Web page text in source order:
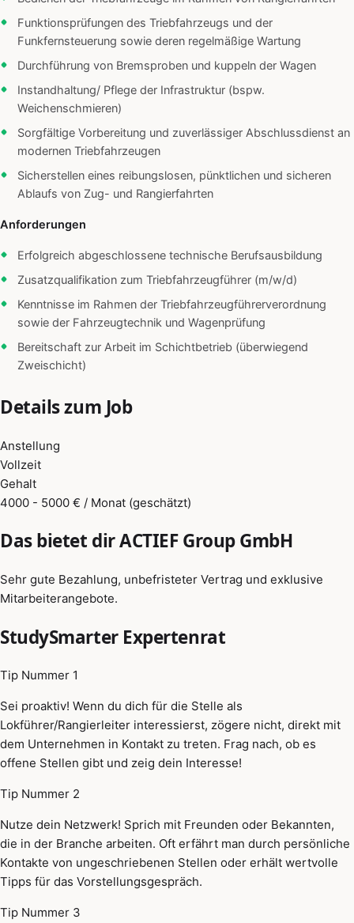
Funktionsprüfungen des Triebfahrzeugs und der
Funkfernsteuerung sowie deren regelmäßige Wartung
Durchführung von Bremsproben und kuppeln der Wagen
Instandhaltung/ Pflege der Infrastruktur (bspw.
Weichenschmieren)
Sorgfältige Vorbereitung und zuverlässiger Abschlussdienst an
modernen Triebfahrzeugen
Sicherstellen eines reibungslosen, pünktlichen und sicheren
Ablaufs von Zug- und Rangierfahrten
Anforderungen
Erfolgreich abgeschlossene technische Berufsausbildung
Zusatzqualifikation zum Triebfahrzeugführer (m/w/d)
Kenntnisse im Rahmen der Triebfahrzeugführerverordnung
sowie der Fahrzeugtechnik und Wagenprüfung
Bereitschaft zur Arbeit im Schichtbetrieb (überwiegend
Zweischicht)
Details zum Job
Anstellung
Vollzeit
Gehalt
4000 - 5000 € / Monat (geschätzt)
Das bietet dir ACTIEF Group GmbH
Sehr gute Bezahlung, unbefristeter Vertrag und exklusive
Mitarbeiterangebote.
StudySmarter Expertenrat
Tip Nummer 1
Sei proaktiv! Wenn du dich für die Stelle als
Lokführer/Rangierleiter interessierst, zögere nicht, direkt mit
dem Unternehmen in Kontakt zu treten. Frag nach, ob es
offene Stellen gibt und zeig dein Interesse!
Tip Nummer 2
Nutze dein Netzwerk! Sprich mit Freunden oder Bekannten,
die in der Branche arbeiten. Oft erfährt man durch persönliche
Kontakte von ungeschriebenen Stellen oder erhält wertvolle
Tipps für das Vorstellungsgespräch.
Tip Nummer 3